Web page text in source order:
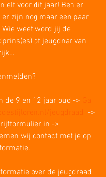
elf voor dit jaar! Ben er
zijn nog maar een paar
weet word jij de
of jeugdnar van
de 9 en 12 jaar oud ->
jeugdraad
  ->
in ->
wij contact met je op
over de jeugdraad